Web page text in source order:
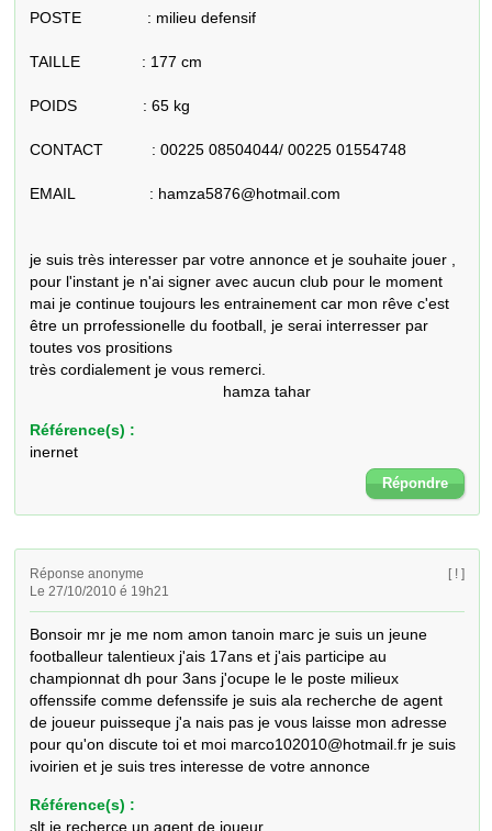
POSTE               : milieu defensif
TAILLE              : 177 cm
POIDS               : 65 kg
CONTACT           : 00225 08504044/ 00225 01554748
EMAIL                 : hamza5876@hotmail.com
je suis très interesser par votre annonce et je souhaite jouer ,
pour l'instant je n'ai signer avec aucun club pour le moment
mai je continue toujours les entrainement car mon rêve c'est
être un prrofessionelle du football, je serai interresser par
toutes vos prositions
très cordialement je vous remerci.
                                            hamza tahar
Référence(s) :
inernet
Répondre
Réponse anonyme
Le 27/10/2010 é 19h21
[ ! ]
Bonsoir mr je me nom amon tanoin marc je suis un jeune
footballeur talentieux j'ais 17ans et j'ais participe au
championnat dh pour 3ans j'ocupe le le poste milieux
offenssife comme defenssife je suis ala recherche de agent
de joueur puisseque j'a nais pas je vous laisse mon adresse
pour qu'on discute toi et moi marco102010@hotmail.fr je suis
ivoirien et je suis tres interesse de votre annonce
Référence(s) :
slt je recherce un agent de joueur